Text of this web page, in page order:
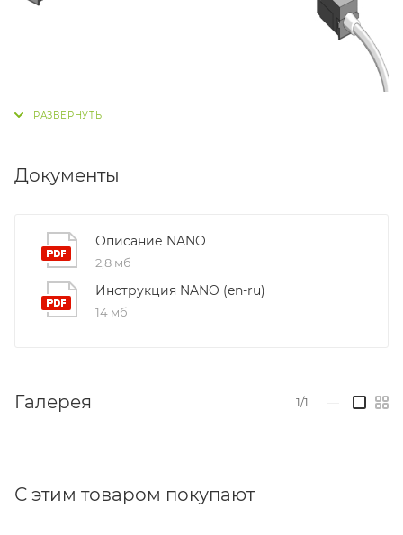
Документы
Описание NANO
2,8 мб
Инструкция NANO (en-ru)
14 мб
Галерея 1/1
С этим товаром покупают